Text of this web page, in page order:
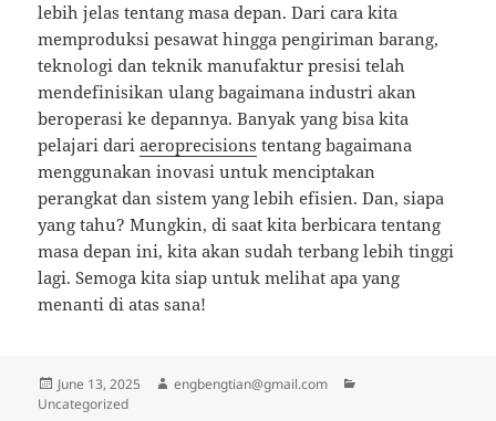
lebih jelas tentang masa depan. Dari cara kita
memproduksi pesawat hingga pengiriman barang,
teknologi dan teknik manufaktur presisi telah
mendefinisikan ulang bagaimana industri akan
beroperasi ke depannya. Banyak yang bisa kita
pelajari dariaeroprecisions tentang bagaimana
menggunakan inovasi untuk menciptakan
perangkat dan sistem yang lebih efisien. Dan, siapa
yang tahu? Mungkin, di saat kita berbicara tentang
masa depan ini, kita akan sudah terbang lebih tinggi
lagi. Semoga kita siap untuk melihat apa yang
menanti di atas sana!
Posted
on
June 13, 2025 Author
engbengtian@gmail.com
Uncategorized